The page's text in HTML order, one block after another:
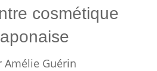
cosmétique
Amélie Guérin